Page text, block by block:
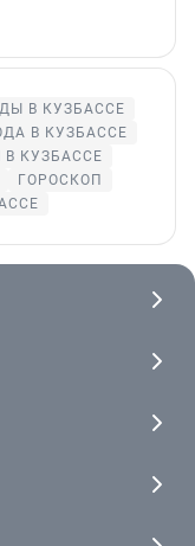
В КУЗБАССЕ
В КУЗБАССЕ
КУЗБАССЕ
ГОРОСКОП